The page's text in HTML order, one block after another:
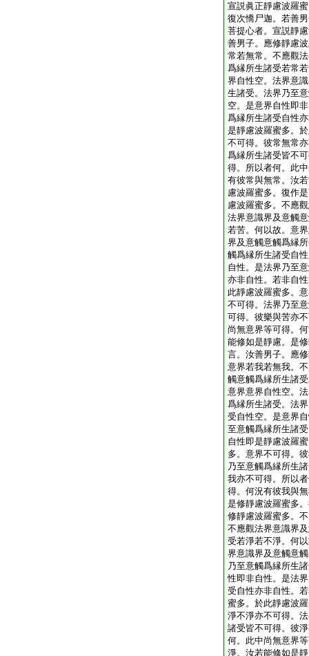
宣説眞正靜慮波羅
復次憍尸迦。若善
菩提心者。宣説靜
善男子。應修靜慮
常若無常。不應觀
爲縁所生諸受若常
界自性空。法界意
生諸受。法界乃至
空。是意界自性即
爲縁所生諸受自性
是靜慮波羅蜜多。
不可得。彼常無常
爲縁所生諸受皆不
得。所以者何。此
有彼常與無常。汝
慮波羅蜜多。復作
慮波羅蜜多。不應
法界意識界及意觸
若苦。何以故。意
界及意觸意觸爲縁
觸爲縁所生諸受自
自性。是法界乃至
亦非自性。若非自
此靜慮波羅蜜多。
不可得。法界乃至
可得。彼樂與苦亦
尚無意界等可得。
能修如是靜慮。是
言。汝善男子。應
意界若我若無我。
觸意觸爲縁所生諸
意界意界自性空。
爲縁所生諸受。法
受自性空。是意界
至意觸爲縁所生諸
自性即是靜慮波羅
多。意界不可得。
乃至意觸爲縁所生
我亦不可得。所以
得。何況有彼我與
是修靜慮波羅蜜多
修靜慮波羅蜜多。
不應觀法界意識界
受若淨若不淨。何
界意識界及意觸意
乃至意觸爲縁所生
性即非自性。是法
受自性亦非自性。
蜜多。於此靜慮波
淨不淨亦不可得。
諸受皆不可得。彼
何。此中尚無意界
淨。汝若能修如是